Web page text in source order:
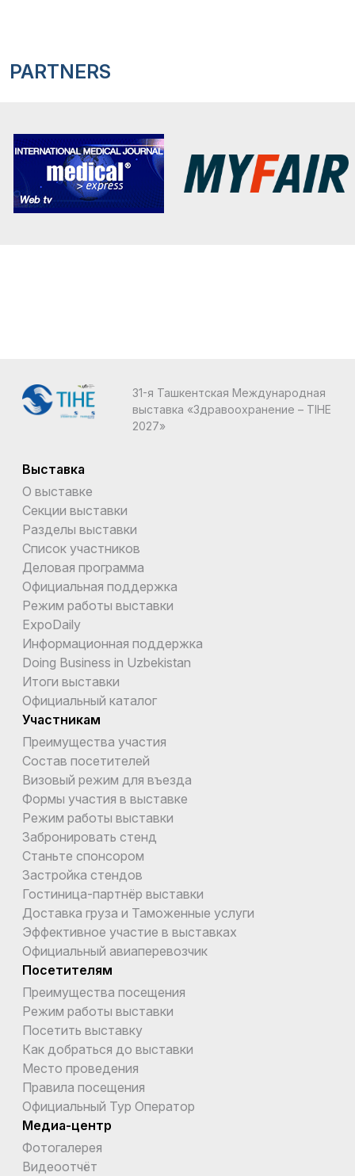
PARTNERS
31-я Ташкентская Международная
выставка «Здравоохранение – TIHE
2027»
Выставка
О выставке
Секции выставки
Разделы выставки
Список участников
Деловая программа
Официальная поддержка
Режим работы выставки
ExpoDaily
Информационная поддержка
Doing Business in Uzbekistan
Итоги выставки
Официальный каталог
Участникам
Преимущества участия
Состав посетителей
Визовый режим для въезда
Формы участия в выставке
Режим работы выставки
Забронировать стенд
Станьте спонсором
Застройка стендов
Гостиница-партнёр выставки
Доставка груза и Таможенные услуги
Эффективное участие в выставках
Официальный авиаперевозчик
Посетителям
Преимущества посещения
Режим работы выставки
Посетить выставку
Как добраться до выставки
Место проведения
Правила посещения
Официальный Тур Оператор
Медиа-центр
Фотогалерея
Видеоотчёт